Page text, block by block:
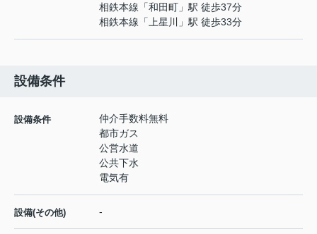
相鉄本線 「和田町 」駅 徒歩37分
相鉄本線 「上星川 」駅 徒歩33分
設備条件
設備条件
仲介手数料無料
都市ガス
公営水道
公共下水
電気有
設備(その他) -